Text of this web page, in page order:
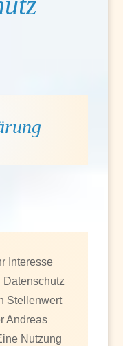
Interesse
Datenschutz
Stellenwert
Andreas
Nutzung